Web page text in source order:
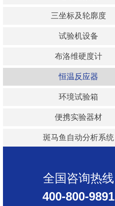
全国咨询热线
400-800-9891
三坐标及轮廓度
试验机设备
布洛维硬度计
恒温反应器
环境试验箱
便携实验器材
斑马鱼自动分析系统